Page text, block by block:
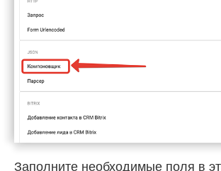
Заполните необходимые поля в